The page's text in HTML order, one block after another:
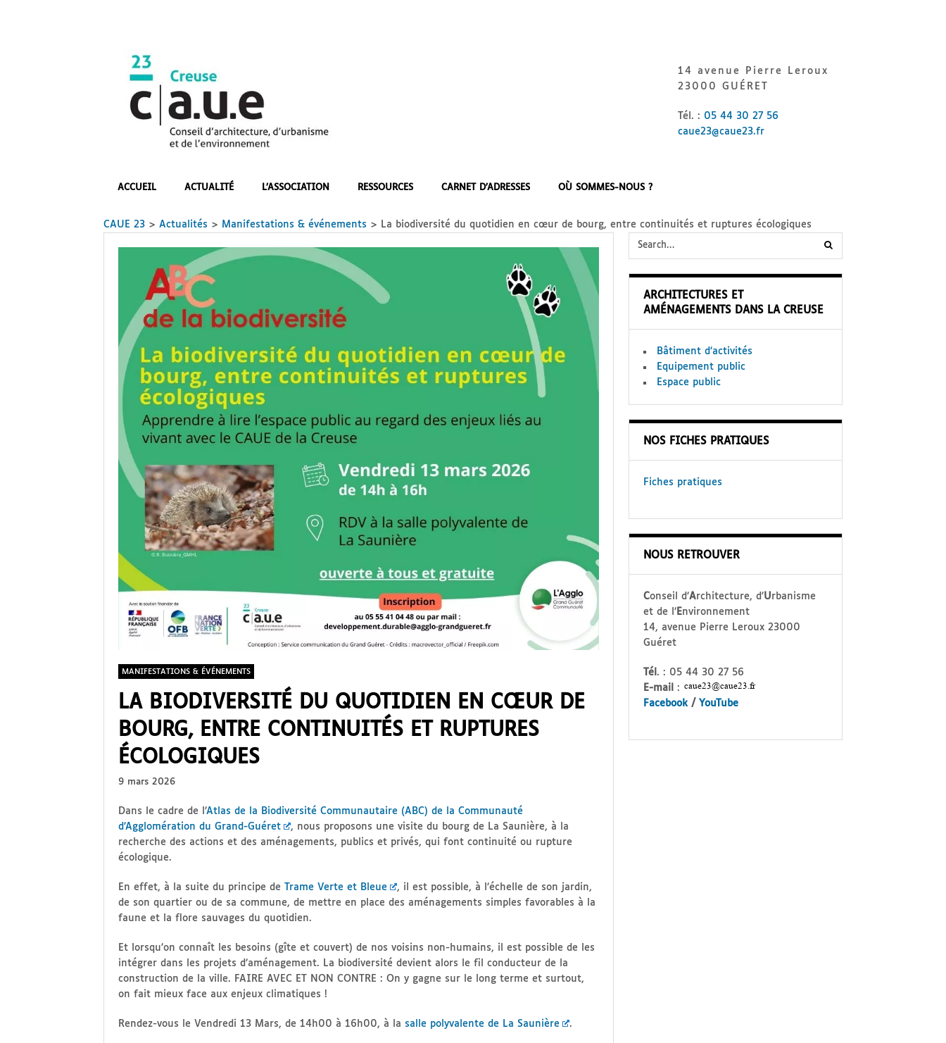
CAUE
23
14 avenue Pierre Leroux
23000 GUÉRET
Tél. : 05 44 30 27 56
caue23@caue23.fr
ACCUEIL ACTUALITÉ L’ASSOCIATION RESSOURCES CARNET D’ADRESSES OÙ SOMMES-NOUS ?
CAUE 23 > Actualités > Manifestations & événements > La biodiversité du quotidien en cœur de bourg, entre continuités et ruptures écologiques
MANIFESTATIONS & ÉVÉNEMENTS
LA BIODIVERSITÉ DU QUOTIDIEN EN CŒUR DE
BOURG, ENTRE CONTINUITÉS ET RUPTURES
ÉCOLOGIQUES
9 mars 2026
Dans le cadre de l’Atlas de la Biodiversité Communautaire (ABC) de la Communauté
d’Agglomération du Grand-Guéret
, nous proposons une visite du bourg de La Saunière, à la
recherche des actions et des aménagements, publics et privés, qui font continuité ou rupture
écologique.
En effet, à la suite du principe de Trame Verte et Bleue
, il est possible, à l’échelle de son jardin,
de son quartier ou de sa commune, de mettre en place des aménagements simples favorables à la
faune et la flore sauvages du quotidien.
Et lorsqu’on connaît les besoins (gîte et couvert) de nos voisins non-humains, il est possible de les
intégrer dans les projets d’aménagement. La biodiversité devient alors le fil conducteur de la
construction de la ville. FAIRE AVEC ET NON CONTRE : On y gagne sur le long terme et surtout,
on fait mieux face aux enjeux climatiques !
Rendez-vous le Vendredi 13 Mars, de 14h00 à 16h00, à la salle polyvalente de La Saunière .
search
ARCHITECTURES ET
AMÉNAGEMENTS DANS LA CREUSE
Bâtiment d’activités
Equipement public
Espace public
NOS FICHES PRATIQUES
Fiches pratiques
NOUS RETROUVER
Conseil d’Architecture, d’Urbanisme
et de l’Environnement
14, avenue Pierre Leroux 23000
Guéret
Tél . : 05 44 30 27 56
E-mail
:
Facebook/ YouTube